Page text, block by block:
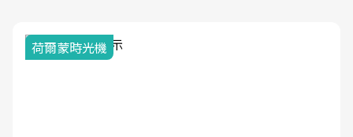
荷爾蒙時光機